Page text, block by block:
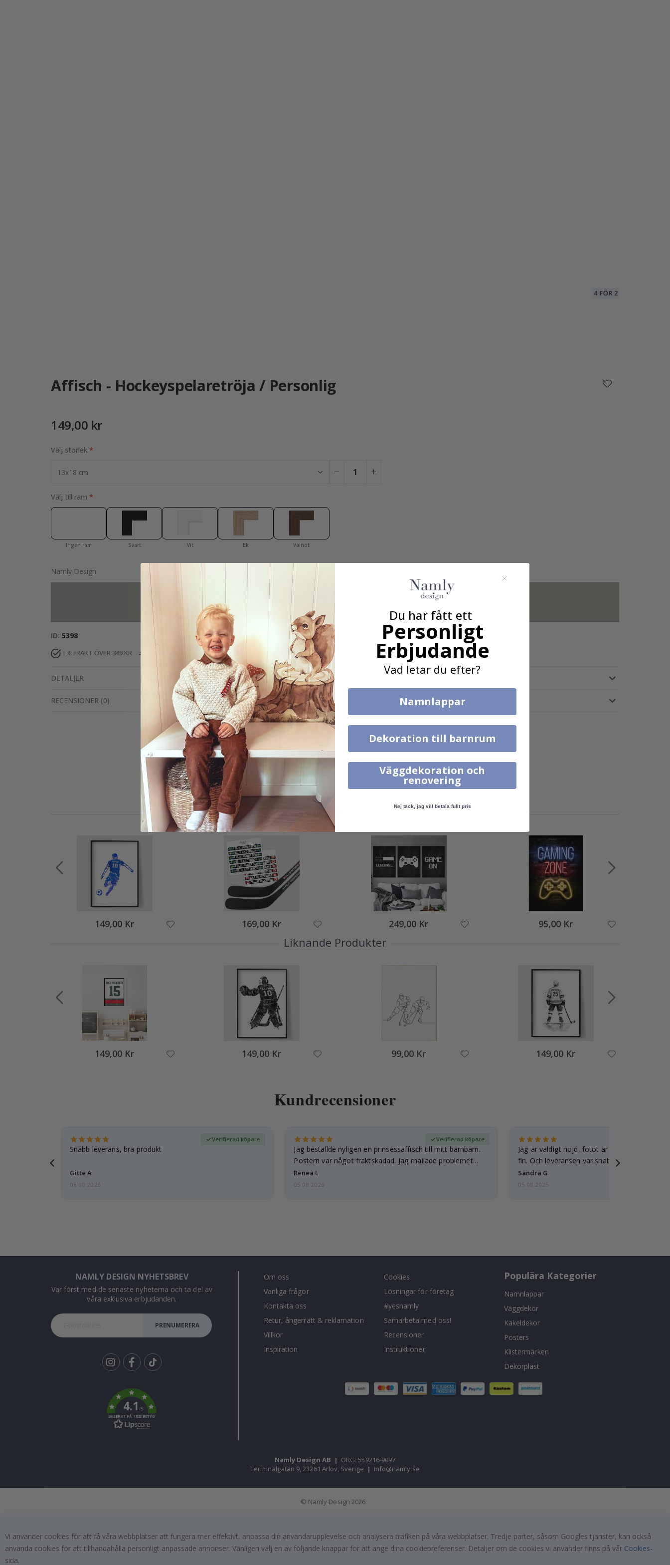
Affisch - Hockeyspelaretröja / Personlig
149,00 kr
Välj storlek
Välj till ram
Ingen ram Svart Vit Ek Valnöt
Namly Design
Du har lagt till 0 av 4 Posters
Lägg till fler för att få vårt fantastiska 4 för 2 erbjudande. Gäller endast posters, ramar ingår inte.
ID 5398
FRI FRAKT ÖVER 349 KR LEVERANS 3-5 DAGAR 100% NÖJD-KUND-GARANTI
DETALJER
RECENSIONER (0)
Verklig inspiration från våra glada kunder!
Andra köpte också
149,00 Kr 169,00 Kr 249,00 Kr 95,00 Kr
Liknande Produkter
149,00 Kr 149,00 Kr 99,00 Kr 149,00 Kr
Kundrecensioner
Snabb leverans, bra produkt
Gitte A
Verifierad köpare
06.08.2026
Jag beställde nyligen en prinsessaffisch till mitt barnbarn.
Postern var något fraktskadad. Jag mailade problemet
och…
Renea L
Verifierad köpare
05.08.2026
Jag är väldigt nöjd, fotot är välgjort och
fin. Och leveransen var snabb.
Sandra G
05.08.2026
NAMLY DESIGN NYHETSBREV
Var först med de senaste nyheterna och ta del av
våra exklusiva erbjudanden.
PRENUMERERA
k
4.1/5
BASERAT PÅ 1025 BETYG
Om oss
Vanliga frågor
Kontakta oss
Retur, ångerrätt & reklamation
Villkor
Inspiration
Cookies
Lösningar för företag
#yesnamly
Samarbeta med oss!
Recensioner
Instruktioner
Populära Kategorier
Namnlappar
Väggdekor
Kakeldekor
Posters
Klistermärken
Dekorplast
Namly Design AB | ORG: 559216-9097
Terminalgatan 9, 23261 Arlöv, Sverige | info@namly.se
© Namly Design 2026
Vi använder cookies för att få våra webbplatser att fungera mer effektivt, anpassa din användarupplevelse och analysera trafiken på våra webbplatser. Tredje parter, såsom Googles tjänster, kan också
använda cookies för att tillhandahålla personligt anpassade annonser. Vänligen välj en av följande knappar för att ange dina cookiepreferenser. Detaljer om de cookies vi använder finns på vår Cookies-
sida.
Du har fått ett
Personligt
Erbjudande
Vad letar du efter?
Namnlappar
Dekoration till barnrum
Väggdekoration och
renovering
Nej tack, jag vill betala fullt pris